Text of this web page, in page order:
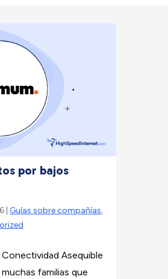
por bajos
| Guías sobre compañías,
Asequible
familias que